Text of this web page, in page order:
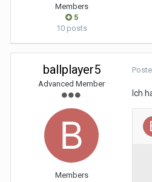
Members
5
10 posts
ballplayer5
Advanced Member
Members
Ich